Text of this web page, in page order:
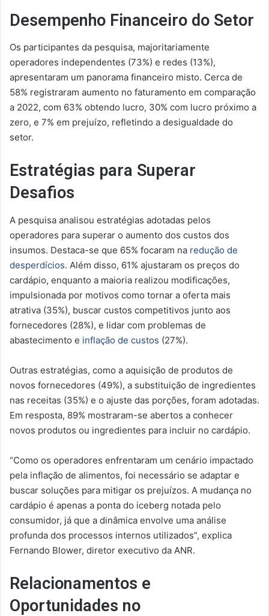
Desempenho Financeiro do Setor
Os participantes da pesquisa, majoritariamente
operadores independentes (73%) e redes (13%),
apresentaram um panorama financeiro misto. Cerca de
58% registraram aumento no faturamento em comparação
a 2022, com 63% obtendo lucro, 30% com lucro próximo a
zero, e 7% em prejuízo, refletindo a desigualdade do
setor.
Estratégias para Superar
Desafios
A pesquisa analisou estratégias adotadas pelos
operadores para superar o aumento dos custos dos
insumos. Destaca-se que 65% focaram na redução de
desperdícios. Além disso, 61% ajustaram os preços do
cardápio, enquanto a maioria realizou modificações,
impulsionada por motivos como tornar a oferta mais
atrativa (35%), buscar custos competitivos junto aos
fornecedores (28%), e lidar com problemas de
abastecimento e inflação de custos (27%).
Outras estratégias, como a aquisição de produtos de
novos fornecedores (49%), a substituição de ingredientes
nas receitas (35%) e o ajuste das porções, foram adotadas.
Em resposta, 89% mostraram-se abertos a conhecer
novos produtos ou ingredientes para incluir no cardápio.
“Como os operadores enfrentaram um cenário impactado
pela inflação de alimentos, foi necessário se adaptar e
buscar soluções para mitigar os prejuízos. A mudança no
cardápio é apenas a ponta do iceberg notada pelo
consumidor, já que a dinâmica envolve uma análise
profunda dos processos internos utilizados”, explica
Fernando Blower, diretor executivo da ANR.
Relacionamentos e
Oportunidades no